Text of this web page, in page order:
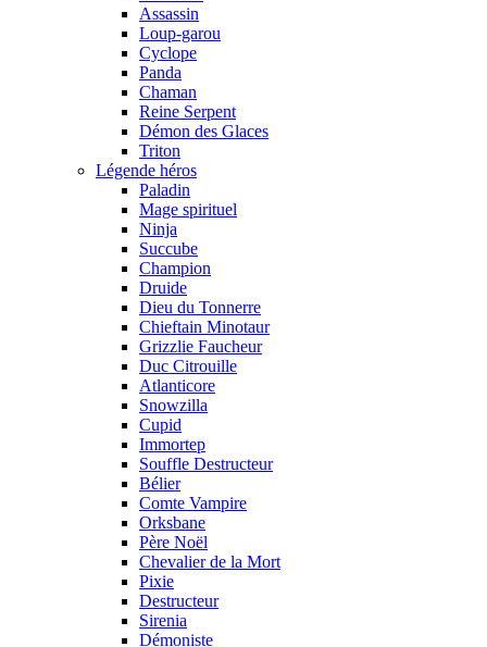
Assassin
Loup-garou
Cyclope
Panda
Chaman
Reine Serpent
Démon des Glaces
Triton
Légende héros
Paladin
Mage spirituel
Ninja
Succube
Champion
Druide
Dieu du Tonnerre
Chieftain Minotaur
Grizzlie Faucheur
Duc Citrouille
Atlanticore
Snowzilla
Cupid
Immortep
Souffle Destructeur
Bélier
Comte Vampire
Orksbane
Père Noël
Chevalier de la Mort
Pixie
Destructeur
Sirenia
Démoniste